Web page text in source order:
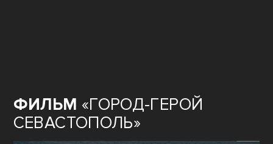
ФИЛЬМ «ГОРОД-ГЕРОЙ
СЕВАСТОПОЛЬ»